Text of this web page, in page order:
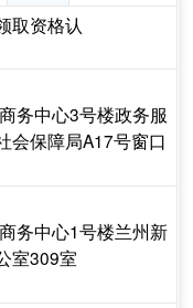
取资格认
务中心3号楼政务服
会保障局A17号窗口
务中心1号楼兰州新
室309室